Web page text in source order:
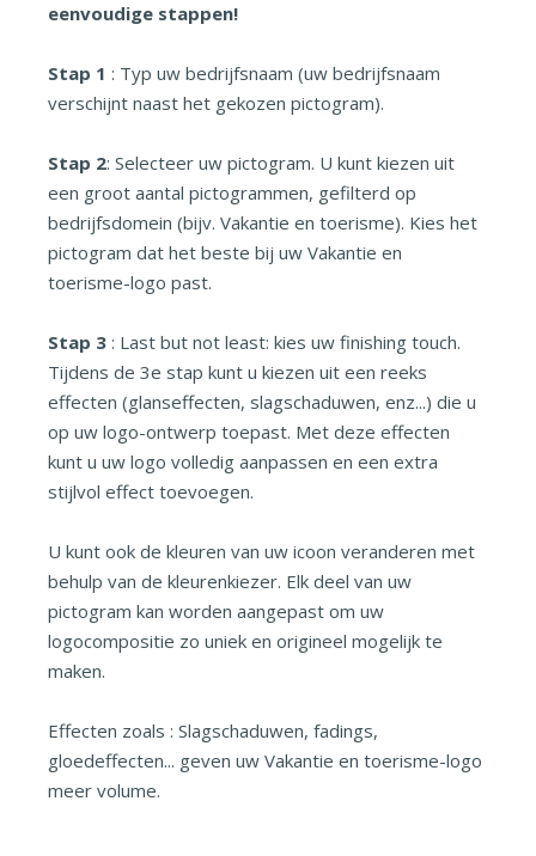
eenvoudige stappen!
Stap 1 : Typ uw bedrijfsnaam (uw bedrijfsnaam
verschijnt naast het gekozen pictogram).
Stap 2: Selecteer uw pictogram. U kunt kiezen uit
een groot aantal pictogrammen, gefilterd op
bedrijfsdomein (bijv. Vakantie en toerisme). Kies het
pictogram dat het beste bij uw Vakantie en
toerisme-logo past.
Stap 3 : Last but not least: kies uw finishing touch.
Tijdens de 3e stap kunt u kiezen uit een reeks
effecten (glanseffecten, slagschaduwen, enz...) die u
op uw logo-ontwerp toepast. Met deze effecten
kunt u uw logo volledig aanpassen en een extra
stijlvol effect toevoegen.
U kunt ook de kleuren van uw icoon veranderen met
behulp van de kleurenkiezer. Elk deel van uw
pictogram kan worden aangepast om uw
logocompositie zo uniek en origineel mogelijk te
maken.
Effecten zoals : Slagschaduwen, fadings,
gloedeffecten... geven uw Vakantie en toerisme-logo
meer volume.